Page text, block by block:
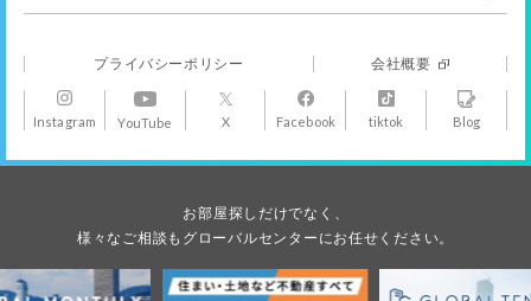
Instagram YouTube X Facebook tiktok Blog
プライバシーポリシー 会社概要
お部屋探しだけでなく、
様々なご相談もグローバルセンターにお任せください。